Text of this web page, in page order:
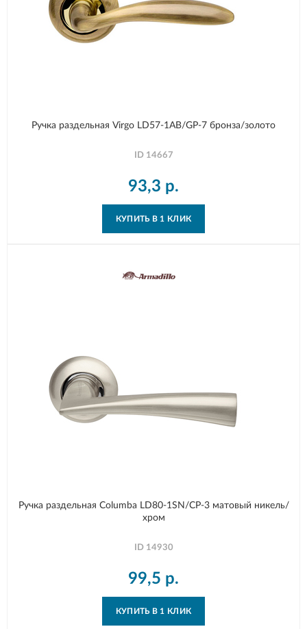
Ручка раздельная Virgo LD57-1AB/GP-7 бронза/золото
ID 14667
93,3 р.
КУПИТЬ В 1 КЛИК
Ручка раздельная Columba LD80-1SN/CP-3 матовый никель/
хром
ID 14930
99,5 р.
КУПИТЬ В 1 КЛИК